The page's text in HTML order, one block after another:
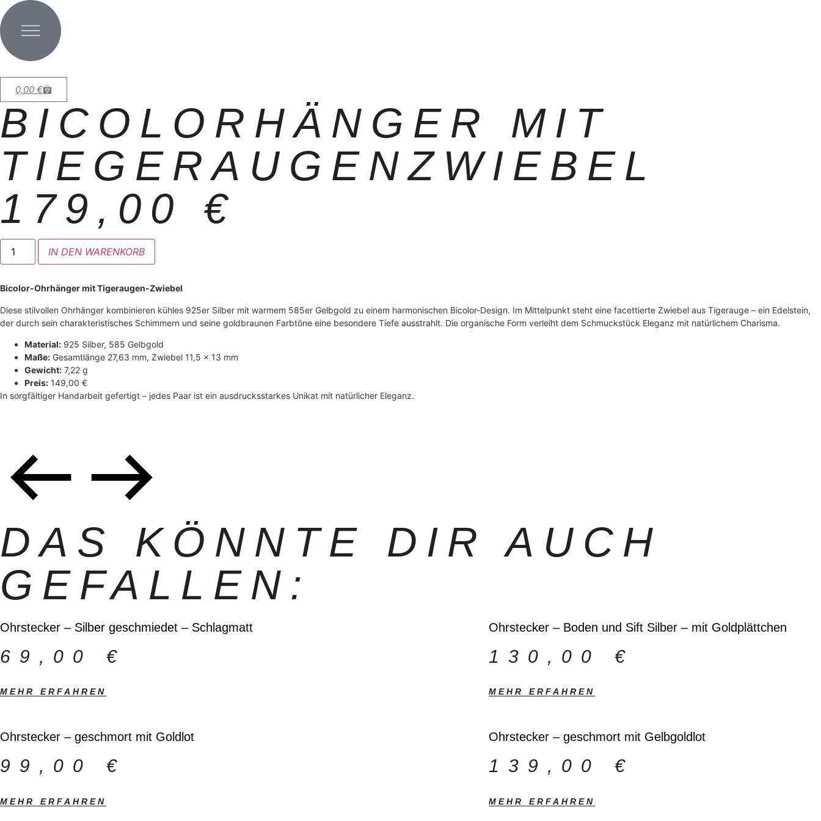
0,00 €
BICOLORHÄNGER MIT
TIEGERAUGENZWIEBEL
179,00 €
IN DEN WARENKORB
Bicolor-Ohrhänger mit Tigeraugen-Zwiebel
Diese stilvollen Ohrhänger kombinieren kühles 925er Silber mit warmem 585er Gelbgold zu einem harmonischen Bicolor-Design. Im Mittelpunkt steht eine facettierte Zwiebel aus Tigerauge – ein Edelstein,
der durch sein charakteristisches Schimmern und seine goldbraunen Farbtöne eine besondere Tiefe ausstrahlt. Die organische Form verleiht dem Schmuckstück Eleganz mit natürlichem Charisma.
Material: 925 Silber, 585 Gelbgold
Maße: Gesamtlänge 27,63 mm, Zwiebel 11,5 × 13 mm
Gewicht: 7,22 g
Preis: 149,00 €
In sorgfältiger Handarbeit gefertigt – jedes Paar ist ein ausdrucksstarkes Unikat mit natürlicher Eleganz.
DAS KÖNNTE DIR AUCH
GEFALLEN:
Ohrstecker – Silber geschmiedet – Schlagmatt
69,00 €
MEHR ERFAHREN
Ohrstecker – Boden und Sift Silber – mit Goldplättchen
130,00 €
MEHR ERFAHREN
Ohrstecker – geschmort mit Goldlot
99,00 €
MEHR ERFAHREN
Ohrstecker – geschmort mit Gelbgoldlot
139,00 €
MEHR ERFAHREN